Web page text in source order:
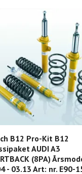
B12 Pro-Kit B12
AUDI A3
(8PA)
- 03.13 Art: nr. E90-